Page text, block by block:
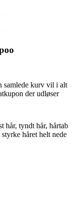
samlede kurv vil i alt
der udløser
hår, tyndt hår, hårtab
håret helt nede